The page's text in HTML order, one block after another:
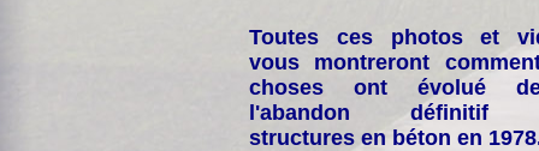
Toutes ces photos et
vous montreront
choses ont évolué
l'abandon définitif
structures en béton en